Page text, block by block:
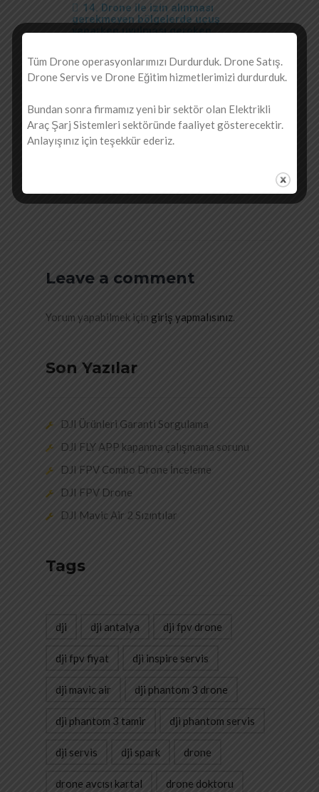
14. Drone ile izin alınması
gerekmeyen bölgelerde uçuş
yaparken uyulması gereken
15.Ticari drone pilotları hangi
tarihe kadar eğitim almalıdır ?
16. Ticari Drone pilotlarının
alması gereken eğitim konuları ve
saat leri nedir
Leave a comment
Yorum yapabilmek için giriş yapmalısınız
Son Yazılar
DJI Ürünleri Garanti Sorgulama
DJI FLY APP kapanma çalışmama sorunu
DJI FPV Combo Drone İnceleme
DJI FPV Drone
DJI Mavic Air 2 Sızıntılar
Tags
dji dji antalya dji fpv drone
dji fpv fiyat dji inspire servis
dji mavic air dji phantom 3 drone
dji phantom 3 tamir dji phantom servis
dji servis dji spark drone
drone avcısı kartal drone doktoru
Tüm Drone operasyonlarımızı Durdurduk. Drone Satış.
Drone Servis ve Drone Eğitim hizmetlerimizi durdurduk.
Bundan sonra firmamız yeni bir sektör olan Elektrikli
Araç Şarj Sistemleri sektöründe faaliyet gösterecektir.
Anlayışınız için teşekkür ederiz.